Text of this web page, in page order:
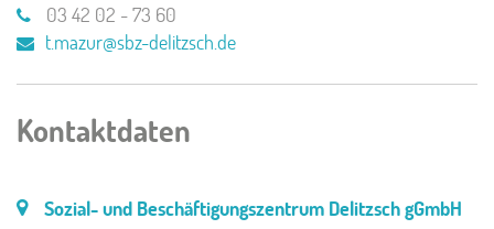
03 42 02 - 73 60
t.mazur@sbz-delitzsch.de
Kontaktdaten
Sozial- und Beschäftigungszentrum Delitzsch gGmbH